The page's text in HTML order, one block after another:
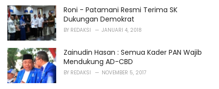
Roni - Patamani Resmi Terima SK
Dukungan Demokrat
BY REDAKSI JANUARI 4, 2018
Zainudin Hasan : Semua Kader PAN Wajib
Mendukung AD-CBD
BY REDAKSI NOVEMBER 5, 2017